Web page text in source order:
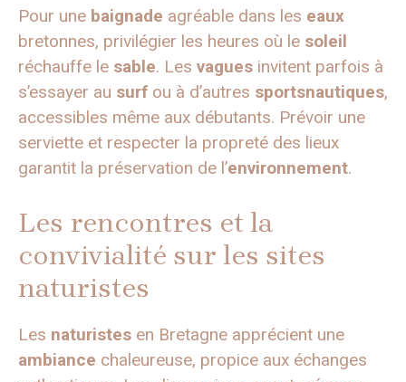
Pour une baignade agréable dans les eaux
bretonnes, privilégier les heures où le soleil
réchauffe le sable. Les vagues invitent parfois à
s’essayer au surf ou à d’autres sportsnautiques,
accessibles même aux débutants. Prévoir une
serviette et respecter la propreté des lieux
garantit la préservation de l’environnement.
Les rencontres et la
convivialité sur les sites
naturistes
Les naturistes en Bretagne apprécient une
ambiance chaleureuse, propice aux échanges